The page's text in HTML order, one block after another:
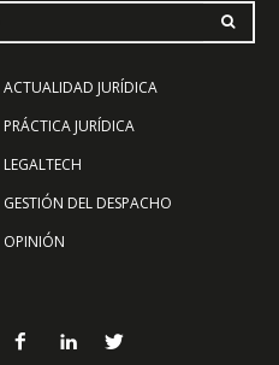
ACTUALIDAD JURÍDICA
PRÁCTICA JURÍDICA
LEGALTECH
GESTIÓN DEL DESPACHO
OPINIÓN